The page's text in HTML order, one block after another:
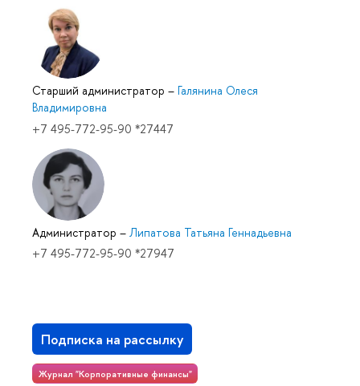
Старший администратор – Галянина Олеся
Владимировна
+7 495-772-95-90 *27447
Администратор – Липатова Татьяна Геннадьевна
+7 495-772-95-90 *27947
Подписка на рассылку
Журнал "Корпоративные финансы"